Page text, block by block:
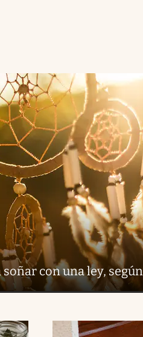
con una ley,